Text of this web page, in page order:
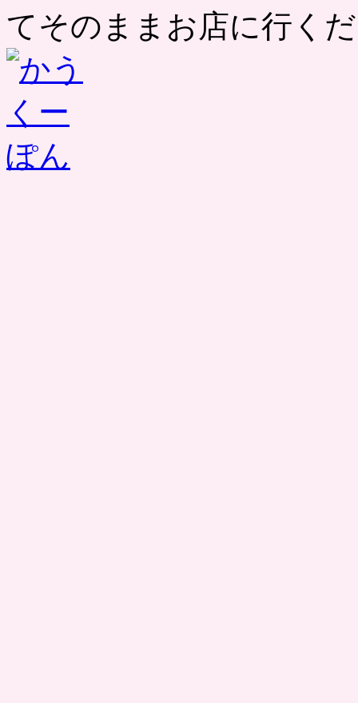
てそのままお店に行く